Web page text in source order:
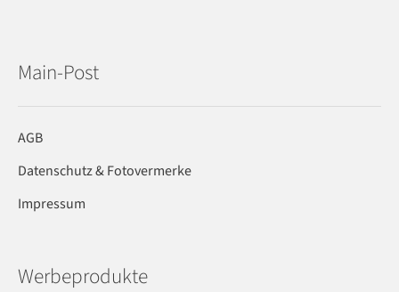
Main-Post
AGB
Datenschutz & Fotovermerke
Impressum
Werbeprodukte